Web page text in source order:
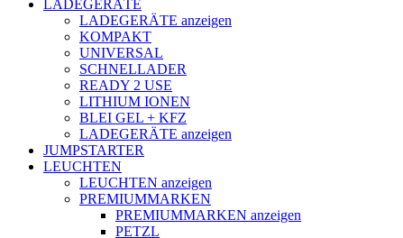
LADEGERÄTE
LADEGERÄTE anzeigen
KOMPAKT
UNIVERSAL
SCHNELLADER
READY 2 USE
LITHIUM IONEN
BLEI GEL + KFZ
LADEGERÄTE anzeigen
JUMPSTARTER
LEUCHTEN
LEUCHTEN anzeigen
PREMIUMMARKEN
PREMIUMMARKEN anzeigen
PETZL